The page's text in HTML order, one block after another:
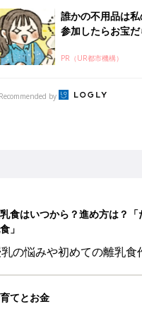
乳の悩みや初めての離乳
育てとお金
娠・出産・育児にかかる費
・助成金を解説
産奮闘記 #24】
・ZARAも！」おすすめ4選